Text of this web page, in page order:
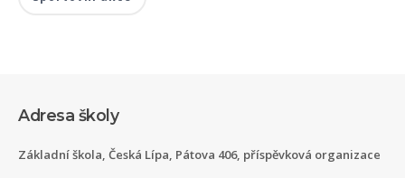
Adresa školy
Základní škola, Česká Lípa, Pátova 406, příspěvková organizace